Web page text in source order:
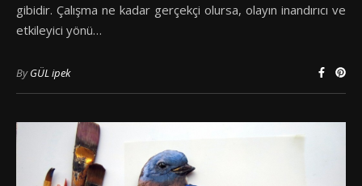
gibidir. Çalışma ne kadar gerçekçi olursa, olayın inandırıcı ve
etkileyici yönü…
ByGÜL ipek